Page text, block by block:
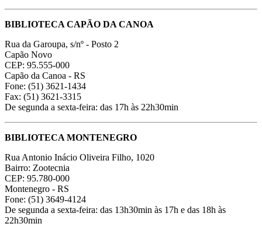
BIBLIOTECA CAPÃO DA CANOA
Rua da Garoupa, s/nº - Posto 2
Capão Novo
CEP: 95.555-000
Capão da Canoa - RS
Fone: (51) 3621-1434
Fax: (51) 3621-3315
De segunda a sexta-feira: das 17h às 22h30min
BIBLIOTECA MONTENEGRO
Rua Antonio Inácio Oliveira Filho, 1020
Bairro: Zootecnia
CEP: 95.780-000
Montenegro - RS
Fone: (51) 3649-4124
De segunda a sexta-feira: das 13h30min às 17h e das 18h às
22h30min